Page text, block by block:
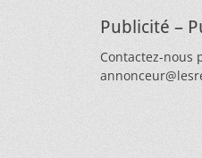
Publicité –
Contactez-nous